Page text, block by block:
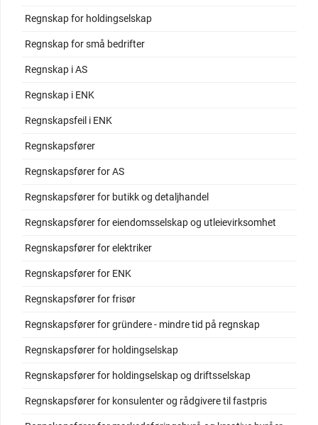
Regnskap for holdingselskap
Regnskap for små bedrifter
Regnskap i AS
Regnskap i ENK
Regnskapsfeil i ENK
Regnskapsfører
Regnskapsfører for AS
Regnskapsfører for butikk og detaljhandel
Regnskapsfører for eiendomsselskap og utleievirksomhet
Regnskapsfører for elektriker
Regnskapsfører for ENK
Regnskapsfører for frisør
Regnskapsfører for gründere - mindre tid på regnskap
Regnskapsfører for holdingselskap
Regnskapsfører for holdingselskap og driftsselskap
Regnskapsfører for konsulenter og rådgivere til fastpris